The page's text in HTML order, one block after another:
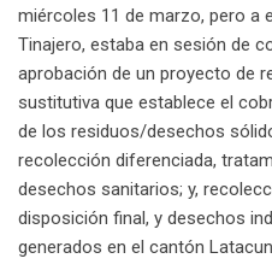
miércoles 11 de marzo, pero a
Tinajero, estaba en sesión de
aprobación de un proyecto de
sustitutiva que establece el
de los residuos/desechos
recolección diferenciada,
desechos sanitarios; y,
disposición final, y desechos
generados en el cantón